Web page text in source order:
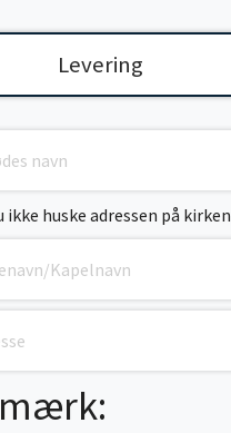
Levering
ikke huske adressen på